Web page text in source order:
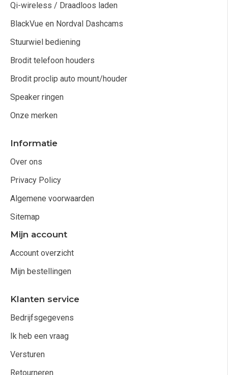
Qi-wireless / Draadloos laden
BlackVue en Nordval Dashcams
Stuurwiel bediening
Brodit telefoon houders
Brodit proclip auto mount/houder
Speaker ringen
Onze merken
Informatie
Over ons
Privacy Policy
Algemene voorwaarden
Sitemap
Mijn account
Account overzicht
Mijn bestellingen
Klanten service
Bedrijfsgegevens
Ik heb een vraag
Versturen
Retourneren